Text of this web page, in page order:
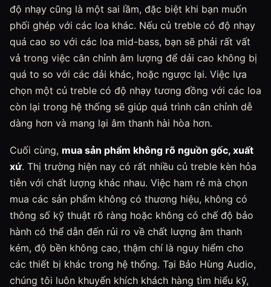
độ nhạy cũng là một sai lầm, đặc biệt khi bạn muốn
phối ghép với các loa khác. Nếu củ treble có độ nhạy
quá cao so với các loa mid-bass, bạn sẽ phải rất vất
vả trong việc cân chỉnh âm lượng để dải cao không bị
quá to so với các dải khác, hoặc ngược lại. Việc lựa
chọn một củ treble có độ nhạy tương đồng với các loa
còn lại trong hệ thống sẽ giúp quá trình cân chỉnh dễ
dàng hơn và mang lại âm thanh hài hòa hơn.
Cuối cùng, mua sản phẩm không rõ nguồn gốc, xuất
xứ. Thị trường hiện nay có rất nhiều củ treble kèn hỏa
tiễn với chất lượng khác nhau. Việc ham rẻ mà chọn
mua các sản phẩm không có thương hiệu, không có
thông số kỹ thuật rõ ràng hoặc không có chế độ bảo
hành có thể dẫn đến rủi ro về chất lượng âm thanh
kém, độ bền không cao, thậm chí là nguy hiểm cho
các thiết bị khác trong hệ thống. Tại Bảo Hùng Audio,
chúng tôi luôn khuyến khích khách hàng tìm hiểu kỹ,